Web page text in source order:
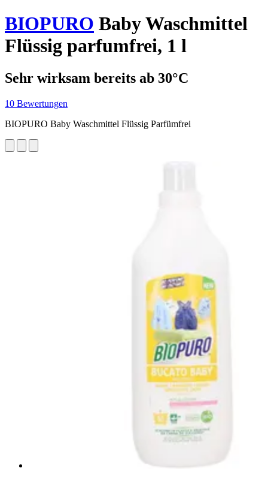
BIOPURO Baby Waschmittel
Flüssig parfumfrei, 1 l
Sehr wirksam bereits ab 30°C
10 Bewertungen
BIOPURO Baby Waschmittel Flüssig Parfümfrei